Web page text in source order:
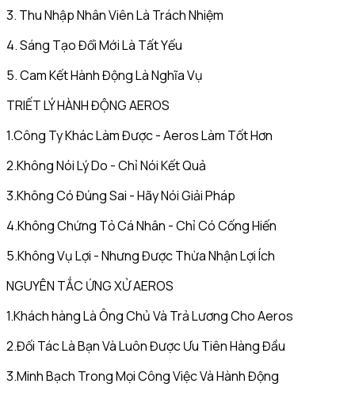
3. Thu Nhập Nhân Viên Là Trách Nhiệm
4. Sáng Tạo Đổi Mới Là Tất Yếu
5. Cam Kết Hành Động Là Nghĩa Vụ
TRIẾT LÝ HÀNH ĐỘNG AEROS
1.Công Ty Khác Làm Được - Aeros Làm Tốt Hơn
2.Không Nói Lý Do - Chỉ Nói Kết Quả
3.Không Có Đúng Sai - Hãy Nói Giải Pháp
4.Không Chứng Tỏ Cá Nhân - Chỉ Có Cống Hiến
5.Không Vụ Lợi - Nhưng Được Thừa Nhận Lợi Ích
NGUYÊN TẮC ỨNG XỬ AEROS
1.Khách hàng Là Ông Chủ Và Trả Lương Cho Aeros
2.Đối Tác Là Bạn Và Luôn Được Ưu Tiên Hàng Đầu
3.Minh Bạch Trong Mọi Công Việc Và Hành Động